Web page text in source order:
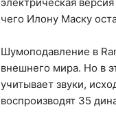
чего Илону Маску
Шумоподавление в
внешнего мира. Но в
учитывает звуки,
воспроизводят 35